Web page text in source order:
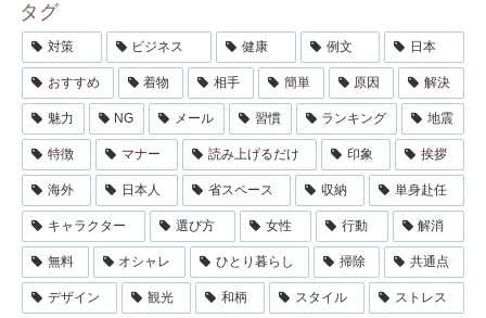
タグ
対策 ビジネス 健康 例文 日本
おすすめ 着物 相手 簡単 原因 解決
魅力 NG メール 習慣 ランキング 地震
特徴 マナー 読み上げるだけ 印象 挨拶
海外 日本人 省スペース 収納 単身赴任
キャラクター 選び方 女性 行動 解消
無料 オシャレ ひとり暮らし 掃除 共通点
デザイン 観光 和柄 スタイル ストレス